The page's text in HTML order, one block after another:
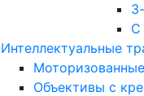
С
Интеллектуальные
Объективы с